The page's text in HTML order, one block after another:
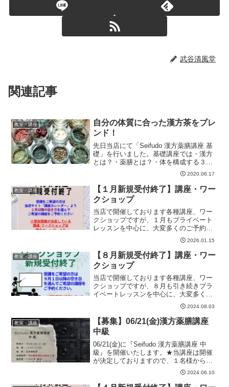
武谷清風堂
関連記事
教室・講座
自分の体質に合った漢方茶をブレ
ンド！
先日当店にて「Seifudo 漢方薬膳講座 基
礎」を行いました。基礎講座では・漢方
とは？・薬膳とは？・体を構成する３つ
の要素・自分の体質を知る・体調を整え
るお茶などを漢方インストラクター・薬
膳セラピーインストラクターが作ったテ
キストやスライ...
2020.06.17
教室・講座
【１月新規受付終了】講座・ワー
クショップ
当店で開催しております各種講座、ワー
クショップですが、１月もプライベート
レッスンを中心に、大変多くのご予約を
いただいております。当店都合で講座を
開催できない日もあり、日程的にこれ以
上の講座やワークショップを開催するこ
とが困難な状況となってお...
2026.01.15
教室・講座
【８月新規受付終了】講座・ワー
クショップ
当店で開催しております各種講座、ワー
クショップですが、８月も引き続きプラ
イベートレッスンを中心に、大変多くの
ご予約をいただいております。併せて夏
季休暇や当店都合により講座を開催でき
ない日がございます。日程的にこれ以上
の講座やワークショップを...
2024.08.03
教室・講座
【募集】06/21(金)漢方薬膳講座
中級
06/21(金)に『Seifudo 漢方薬膳講座 中
級』を開催いたします。★当講座は開催
が決定しておりますので、１名様からお
申し込みいただけます。■Seifudo 漢方薬
膳講座 中級■開催日：2024年6月21日
(金)13:00～15:00...
2024.06.10